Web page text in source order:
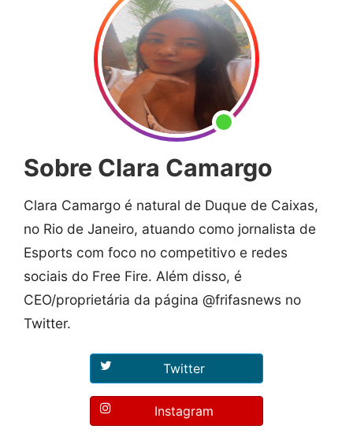
Sobre Clara Camargo
Clara Camargo é natural de Duque de Caixas,
no Rio de Janeiro, atuando como jornalista de
Esports com foco no competitivo e redes
sociais do Free Fire. Além disso, é
CEO/proprietária da página @frifasnews no
Twitter.
Twitter
Instagram